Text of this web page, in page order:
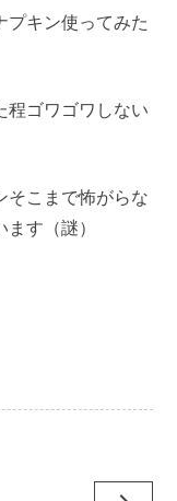
プキン使ってみた
程ゴワゴワしない
そこまで怖がらな
す（謎）